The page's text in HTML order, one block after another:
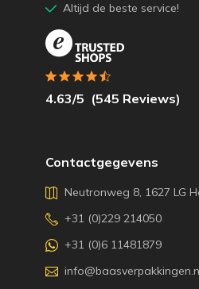
Contactgegevens
Neutronweg 8, 1627 LG
+31 (0)229 214050
+31 (0)6 11481879
Altijd de beste service!
4.63/5 (545 Reviews)